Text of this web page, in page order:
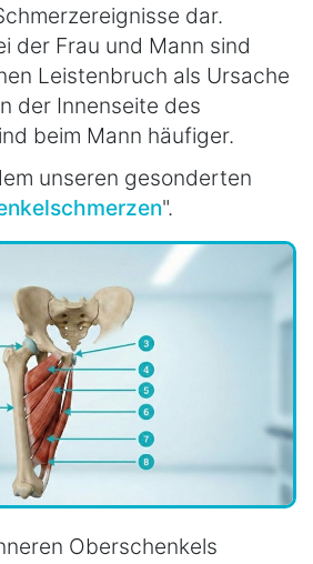
dar.
der Frau und Mann sind
Leistenbruch als Ursache
der Innenseite des
beim Mann häufiger.
unseren gesonderten
".
Oberschenkels